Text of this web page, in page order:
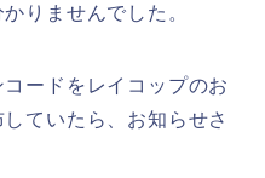
りませんでした。
ードをレイコップのお
ていたら、お知らせさ